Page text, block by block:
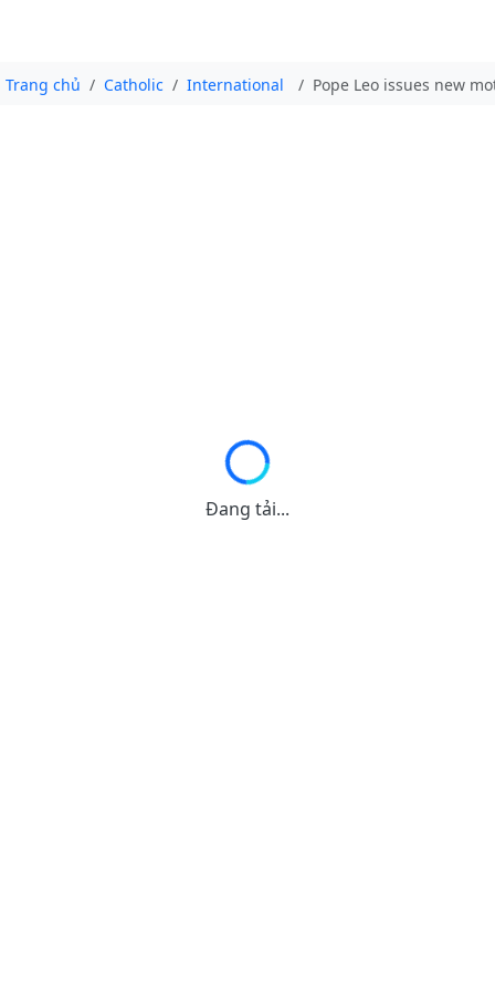
Trang chủ Catholic International Pope Leo issues new
Đang tải...